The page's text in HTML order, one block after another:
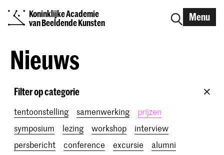
Koninklijke Academie
van Beeldende Kunsten
Menu
Nieuws
Filter op categorie
tentoonstelling samenwerking
prijzen
symposium
lezing workshop
interview
persbericht
conference excursie
alumni